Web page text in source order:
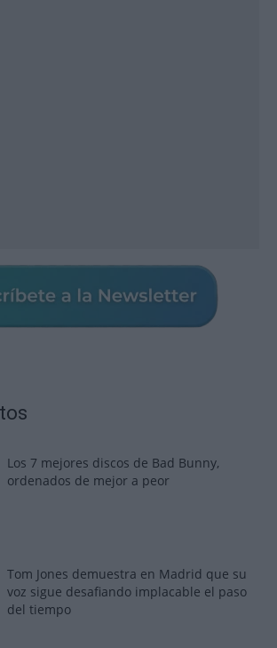
Los 7 mejores discos de Bad Bunny,
ordenados de mejor a peor
Tom Jones demuestra en Madrid que su
voz sigue desafiando implacable el paso
del tiempo